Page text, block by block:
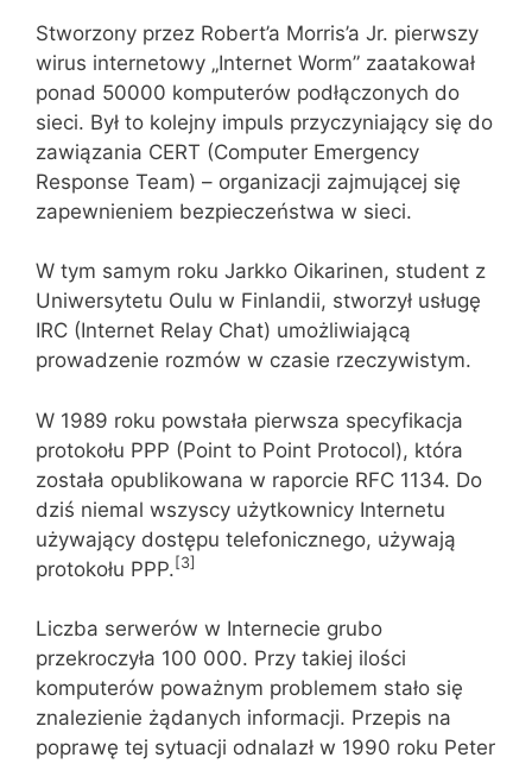
Stworzony przez Robert’a Morris’a Jr. pierwszy
wirus internetowy „Internet Worm” zaatakował
ponad 50000 komputerów podłączonych do
sieci. Był to kolejny impuls przyczyniający się do
zawiązania CERT (Computer Emergency
Response Team) – organizacji zajmującej się
zapewnieniem bezpieczeństwa w sieci.
W tym samym roku Jarkko Oikarinen, student z
Uniwersytetu Oulu w Finlandii, stworzył usługę
IRC (Internet Relay Chat) umożliwiającą
prowadzenie rozmów w czasie rzeczywistym.
W 1989 roku powstała pierwsza specyfikacja
protokołu PPP (Point to Point Protocol), która
została opublikowana w raporcie RFC 1134. Do
dziś niemal wszyscy użytkownicy Internetu
używający dostępu telefonicznego, używają
protokołu PPP.[3]
Liczba serwerów w Internecie grubo
przekroczyła 100 000. Przy takiej ilości
komputerów poważnym problemem stało się
znalezienie żądanych informacji. Przepis na
poprawę tej sytuacji odnalazł w 1990 roku Peter